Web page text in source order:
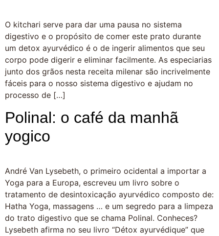
O kitchari serve para dar uma pausa no sistema
digestivo e o propósito de comer este prato durante
um detox ayurvédico é o de ingerir alimentos que seu
corpo pode digerir e eliminar facilmente. As especiarias
junto dos grãos nesta receita milenar são incrivelmente
fáceis para o nosso sistema digestivo e ajudam no
processo de […]
Polinal: o café da manhã
yogico
André Van Lysebeth, o primeiro ocidental a importar a
Yoga para a Europa, escreveu um livro sobre o
tratamento de desintoxicação ayurvédico composto de:
Hatha Yoga, massagens … e um segredo para a limpeza
do trato digestivo que se chama Polinal. Conheces?
Lysebeth afirma no seu livro “Détox ayurvédique” que